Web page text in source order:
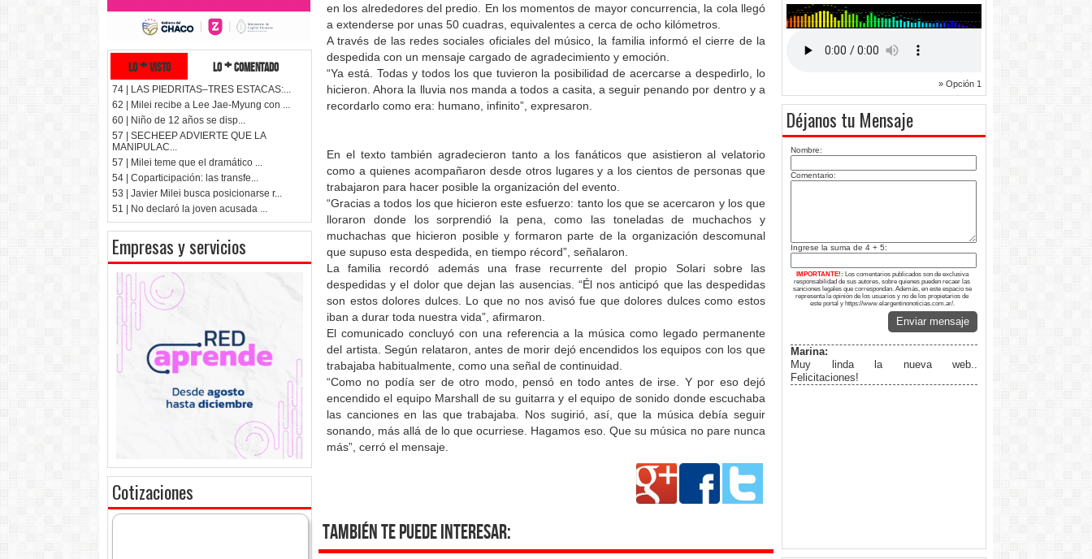
lo + visto lo + comentado
74 | LAS PIEDRITAS–TRES ESTACAS:...
62 | Milei recibe a Lee Jae-Myung con ...
60 | Niño de 12 años se disp...
57 | SECHEEP ADVIERTE QUE LA
MANIPULAC...
57 | Milei teme que el dramático ...
54 | Coparticipación: las transfe...
53 | Javier Milei busca posicionarse r...
51 | No declaró la joven acusada ...
Empresas y servicios
Cotizaciones
en los alrededores del predio. En los momentos de mayor concurrencia, la cola llegó
a extenderse por unas 50 cuadras, equivalentes a cerca de ocho kilómetros.
A través de las redes sociales oficiales del músico, la familia informó el cierre de la
despedida con un mensaje cargado de agradecimiento y emoción.
“Ya está. Todas y todos los que tuvieron la posibilidad de acercarse a despedirlo, lo
hicieron. Ahora la lluvia nos manda a todos a casita, a seguir penando por dentro y a
recordarlo como era: humano, infinito”, expresaron.
En el texto también agradecieron tanto a los fanáticos que asistieron al velatorio
como a quienes acompañaron desde otros lugares y a los cientos de personas que
trabajaron para hacer posible la organización del evento.
“Gracias a todos los que hicieron este esfuerzo: tanto los que se acercaron y los que
lloraron donde los sorprendió la pena, como las toneladas de muchachos y
muchachas que hicieron posible y formaron parte de la organización descomunal
que supuso esta despedida, en tiempo récord”, señalaron.
La familia recordó además una frase recurrente del propio Solari sobre las
despedidas y el dolor que dejan las ausencias. “Él nos anticipó que las despedidas
son estos dolores dulces. Lo que no nos avisó fue que dolores dulces como estos
iban a durar toda nuestra vida”, afirmaron.
El comunicado concluyó con una referencia a la música como legado permanente
del artista. Según relataron, antes de morir dejó encendidos los equipos con los que
trabajaba habitualmente, como una señal de continuidad.
“Como no podía ser de otro modo, pensó en todo antes de irse. Y por eso dejó
encendido el equipo Marshall de su guitarra y el equipo de sonido donde escuchaba
las canciones en las que trabajaba. Nos sugirió, así, que la música debía seguir
sonando, más allá de lo que ocurriese. Hagamos eso. Que su música no pare nunca
más”, cerró el mensaje.
También te puede interesar:
» Opción 1
Déjanos tu Mensaje
Nombre:
Comentario:
Ingrese la suma de 4 + 5:
IMPORTANTE!: Los comentarios publicados son de exclusiva
responsabilidad de sus autores, sobre quienes pueden recaer las
sanciones legales que correspondan. Además, en este espacio se
representa la opinión de los usuarios y no de los propietarios de
este portal y https://www.elargentinonoticias.com.ar/.
Enviar mensaje
Marina:
Muy linda la nueva web..
Felicitaciones!